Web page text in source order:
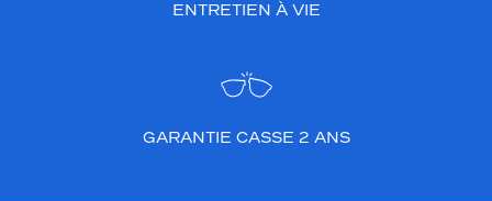
ENTRETIEN À VIE
GARANTIE CASSE 2 ANS